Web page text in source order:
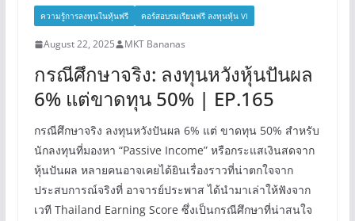
ความรู้การลงทุนในหุ้นฟรี คอร์สอบรมเรียนฟรี ลงทุนหุ้น VI
August 22, 2025 MKT Bananas
กรณีศึกษาจริง: ลงทุนหวังหุ้นปันผล
6% แต่ขาดทุน 50% | EP.165
กรณีศึกษาจริง ลงทุนหวังปันผล 6% แต่ ขาดทุน 50% สำหรับ
นักลงทุนที่มองหา “Passive Income” หรือกระแสเงินสดจาก
หุ้นปันผล หลายคนอาจเคยได้ยินเรื่องราวที่น่าตกใจจาก
ประสบการณ์จริงที่ อาจารย์ประพาส ได้นำมาเล่าให้ฟังจาก
เวที Thailand Earning Score ซึ่งเป็นกรณีศึกษาที่น่าสนใจ